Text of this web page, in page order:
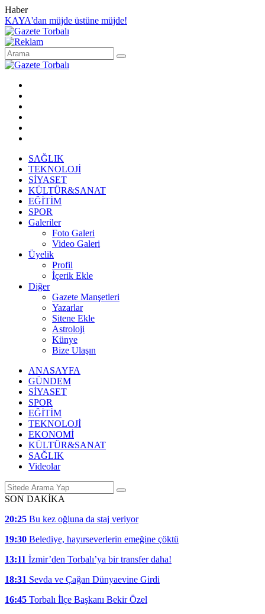
Haber
KAYA'dan müjde üstüne müjde!
SAĞLIK
TEKNOLOJİ
SİYASET
KÜLTÜR&SANAT
EĞİTİM
SPOR
Galeriler
Foto Galeri
Video Galeri
Üyelik
Profil
İçerik Ekle
Diğer
Gazete Manşetleri
Yazarlar
Sitene Ekle
Astroloji
Künye
Bize Ulaşın
ANASAYFA
GÜNDEM
SİYASET
SPOR
EĞİTİM
TEKNOLOJİ
EKONOMİ
KÜLTÜR&SANAT
SAĞLIK
Videolar
SON DAKİKA
20:25 Bu kez oğluna da staj veriyor
19:30 Belediye, hayırseverlerin emeğine çöktü
13:11 İzmir’den Torbalı’ya bir transfer daha!
18:31 Sevda ve Çağan Dünyaevine Girdi
16:45 Torbalı İlçe Başkanı Bekir Özel